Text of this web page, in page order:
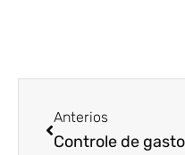
Anterios